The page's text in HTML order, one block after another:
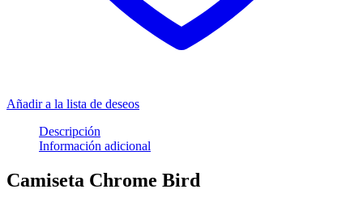
Añadir a la lista de deseos
Descripción
Información adicional
Camiseta Chrome Bird